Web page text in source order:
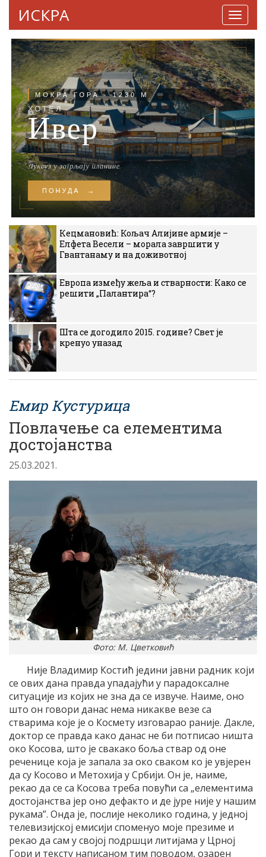
ИСКРА
Кецмановић: Кољач Алијине армије –
Елфета Весели – морала завршити у
Гвантанаму и на доживотној
Европа између жеља и стварности: Како се
решити „Палантира“?
Шта се догодило 2015. године? Свет је
кренуо уназад
Емир Кустурица
Повлачење са елементима
достојанства
25.03.2021.
Фото: М. Цветковић
Није Владимир Костић једини јавни радник који
се ових дана правда упадајући у парадоксалне
ситуације из којих не зна да се извуче. Наиме, оно
што он говори данас нема никакве везе са
стварима које је о Космету изговарао раније. Дакле,
доктор се правда како данас не би потписао ништа
око Косова, што је свакако боља ствар од оне
реченице која је запала за око сваком ко је увјерен
да су Косово и Метохија у Србији. Он је, наиме,
рекао да се са Косова треба повући са „елементима
достојанства јер оно дефакто и де јуре није у нашим
рукама”. Онда је, послије неколико година, у једној
телевизијској емисији споменуо моје презиме и
рекао да сам у својој подршци литијама у Црној
Гори и тексту написаном тим поводом, озарен